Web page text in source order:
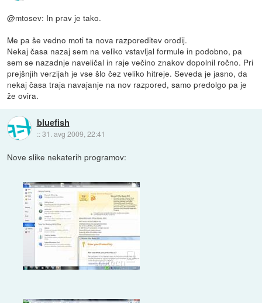
@mtosev: In prav je tako.
Me pa še vedno moti ta nova razporeditev orodij.
Nekaj časa nazaj sem na veliko vstavljal formule in podobno, pa
sem se nazadnje naveličal in raje večino znakov dopolnil ročno. Pri
prejšnjih verzijah je vse šlo čez veliko hitreje. Seveda je jasno, da
nekaj časa traja navajanje na nov razpored, samo predolgo pa je
že ovira.
bluefish
::31. avg 2009, 22:41
Nove slike nekaterih programov: